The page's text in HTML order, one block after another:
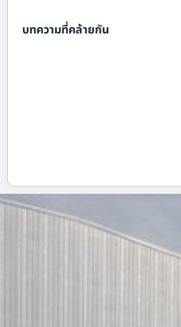
บทความที่คล้ายกัน